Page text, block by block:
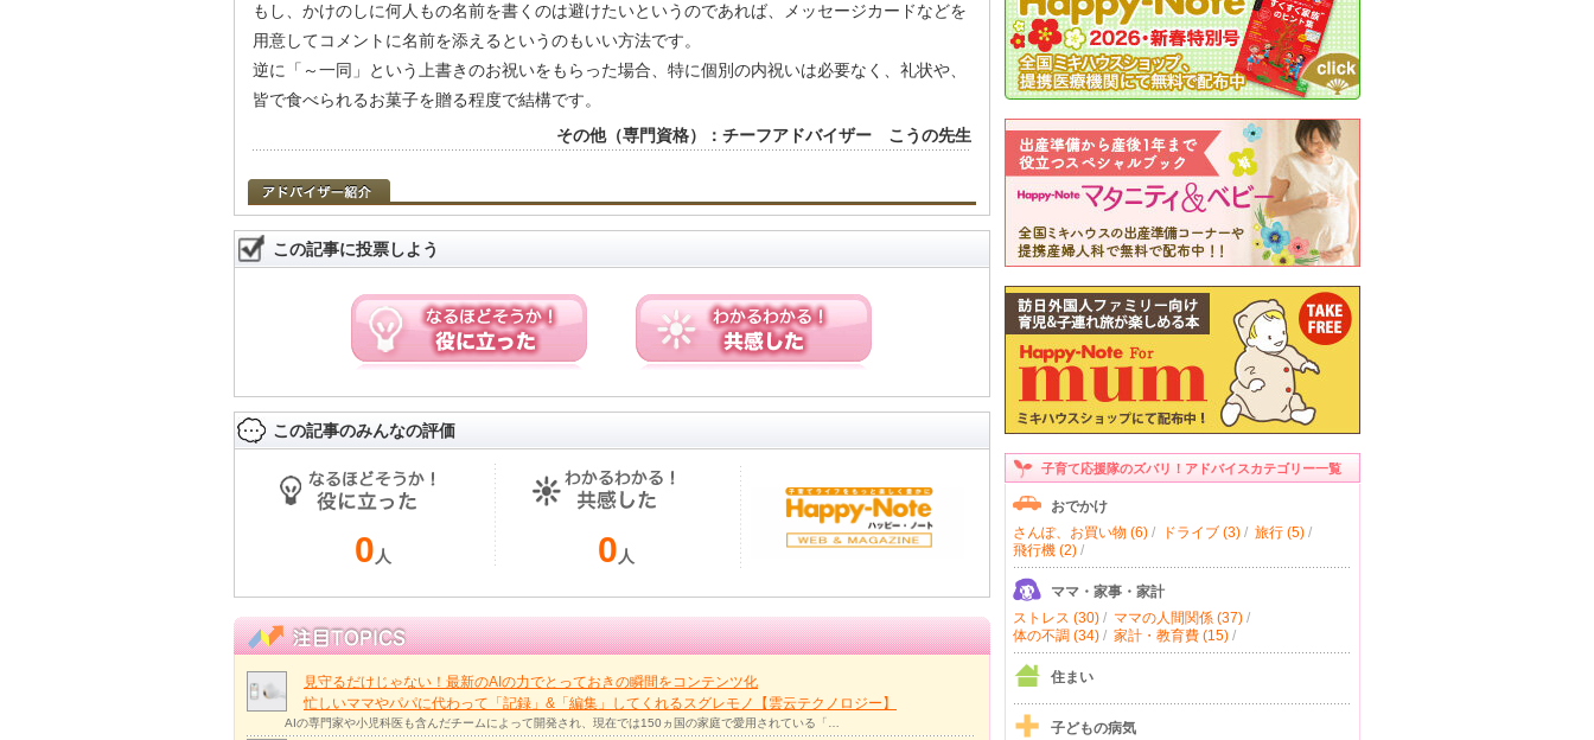
もし、かけのしに何人もの名前を書くのは避けたいというのであれば、メッセージカードなどを
用意してコメントに名前を添えるというのもいい方法です。
逆に「～一同」という上書きのお祝いをもらった場合、特に個別の内祝いは必要なく、礼状や、
皆で食べられるお菓子を贈る程度で結構です。
その他（専門資格）：チーフアドバイザー こうの先生
この記事に投票しよう
この記事のみんなの評価
0 人 0 人
見守るだけじゃない！最新のAIの力でとっておきの瞬間をコンテンツ化
忙しいママやパパに代わって「記録」&「編集」してくれるスグレモノ【雲云テクノロジー】
AIの専門家や小児科医も含んだチームによって開発され、現在では150ヵ国の家庭で愛用されている「…
子育て応援隊のズバリ！アドバイスカテゴリー一覧
おでかけ
さんぽ、お買い物 (6)/ ドライブ (3)/ 旅行 (5)/
飛行機 (2)/
ママ・家事・家計
ストレス (30)/ ママの人間関係 (37)/
体の不調 (34)/ 家計・教育費 (15)/
住まい
子どもの病気